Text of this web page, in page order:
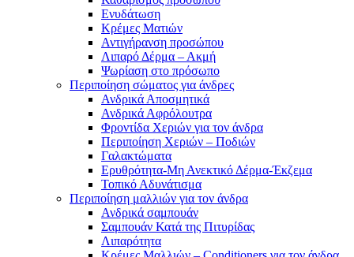
Ενυδάτωση
Κρέμες Ματιών
Αντιγήρανση προσώπου
Λιπαρό Δέρμα – Ακμή
Ψωρίαση στο πρόσωπο
Περιποίηση σώματος για άνδρες
Ανδρικά Αποσμητικά
Ανδρικά Αφρόλουτρα
Φροντίδα Χεριών για τον άνδρα
Περιποίηση Χεριών – Ποδιών
Γαλακτώματα
Ερυθρότητα-Μη Ανεκτικό Δέρμα-Έκζεμα
Τοπικό Αδυνάτισμα
Περιποίηση μαλλιών για τον άνδρα
Ανδρικά σαμπουάν
Σαμπουάν Κατά της Πιτυρίδας
Λιπαρότητα